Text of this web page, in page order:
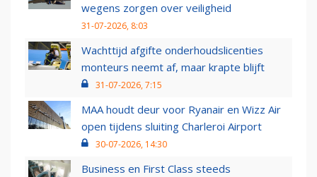
wegens zorgen over veiligheid
31-07-2026, 8:03
Wachttijd afgifte onderhoudslicenties
monteurs neemt af, maar krapte blijft
31-07-2026, 7:15
MAA houdt deur voor Ryanair en Wizz Air
open tijdens sluiting Charleroi Airport
30-07-2026, 14:30
Business en First Class steeds